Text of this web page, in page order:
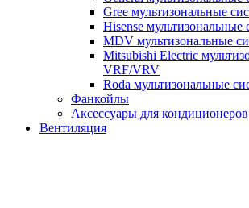
Gree мультизональные
Hisense
MDV мультизональные
Mitsubishi Electric
VRF/VRV
Roda мультизональные
Фанкойлы
Аксессуары для кондиционеров
Вентиляция